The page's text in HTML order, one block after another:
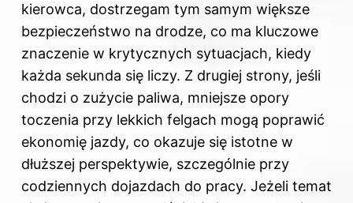
kierowca, dostrzegam tym samym większe
bezpieczeństwo na drodze, co ma kluczowe
znaczenie w krytycznych sytuacjach, kiedy
każda sekunda się liczy. Z drugiej strony, jeśli
chodzi o zużycie paliwa, mniejsze opory
toczenia przy lekkich felgach mogą poprawić
ekonomię jazdy, co okazuje się istotne w
dłuższej perspektywie, szczególnie przy
codziennych dojazdach do pracy. Jeżeli temat